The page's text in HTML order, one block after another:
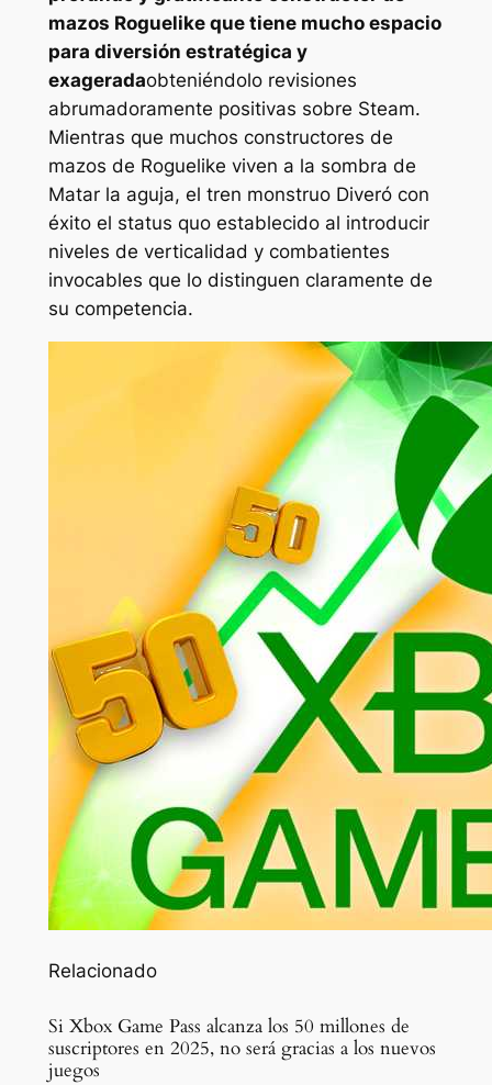
mazos Roguelike que tiene mucho espacio
para diversión estratégica y
exageradaobteniéndolo revisiones
abrumadoramente positivas sobre Steam.
Mientras que muchos constructores de
mazos de Roguelike viven a la sombra de
Matar la aguja, el tren monstruo Diveró con
éxito el status quo establecido al introducir
niveles de verticalidad y combatientes
invocables que lo distinguen claramente de
su competencia.
Relacionado
Si Xbox Game Pass alcanza los 50 millones de
suscriptores en 2025, no será gracias a los nuevos
juegos